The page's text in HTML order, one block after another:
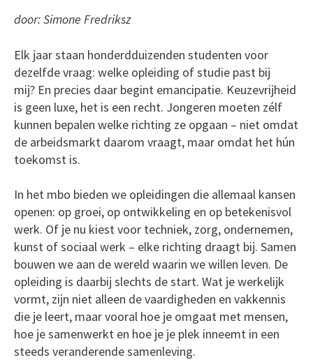
door: Simone Fredriksz
Elk jaar staan honderdduizenden studenten voor
dezelfde vraag: welke opleiding of studie past bij
mij? En precies daar begint emancipatie. Keuzevrijheid
is geen luxe, het is een recht. Jongeren moeten zélf
kunnen bepalen welke richting ze opgaan – niet omdat
de arbeidsmarkt daarom vraagt, maar omdat het hún
toekomst is.
In het mbo bieden we opleidingen die allemaal kansen
openen: op groei, op ontwikkeling en op betekenisvol
werk. Of je nu kiest voor techniek, zorg, ondernemen,
kunst of sociaal werk – elke richting draagt bij. Samen
bouwen we aan de wereld waarin we willen leven. De
opleiding is daarbij slechts de start. Wat je werkelijk
vormt, zijn niet alleen de vaardigheden en vakkennis
die je leert, maar vooral hoe je omgaat met mensen,
hoe je samenwerkt en hoe je je plek inneemt in een
steeds veranderende samenleving.